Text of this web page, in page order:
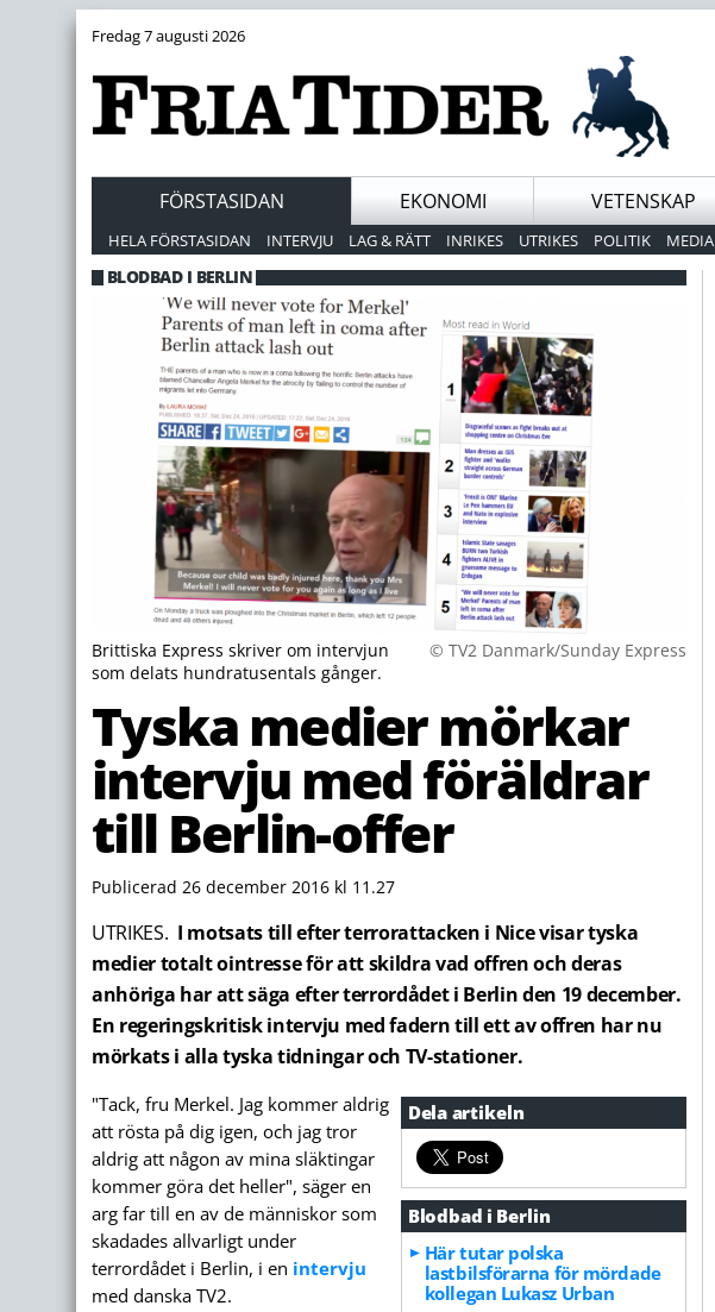
Fredag 7 augusti 2026
FÖRSTASIDAN EKONOMI VETENSKAP
HELA FÖRSTASIDAN INTERVJU LAG & RÄTT INRIKES UTRIKES POLITIK MEDIA
BLODBAD I BERLIN
© TV2 Danmark/Sunday Express
Brittiska Express skriver om intervjun
som delats hundratusentals gånger.
Tyska medier mörkar
intervju med föräldrar
till Berlin-offer
Publicerad 26 december 2016 kl 11.27
UTRIKES. I motsats till efter terrorattacken i Nice visar tyska
medier totalt ointresse för att skildra vad offren och deras
anhöriga har att säga efter terrordådet i Berlin den 19 december.
En regeringskritisk intervju med fadern till ett av offren har nu
mörkats i alla tyska tidningar och TV-stationer.
Dela artikeln
Blodbad i Berlin
Här tutar polska
lastbilsförarna för mördade
kollegan Lukasz Urban
"Tack, fru Merkel. Jag kommer aldrig
att rösta på dig igen, och jag tror
aldrig att någon av mina släktingar
kommer göra det heller", säger en
arg far till en av de människor som
skadades allvarligt under
terrordådet i Berlin, i en intervju
med danska TV2.